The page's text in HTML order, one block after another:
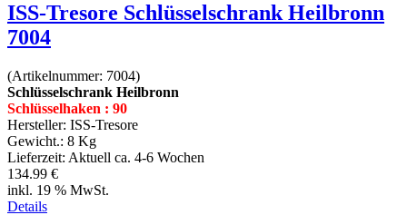
ISS-Tresore Schlüsselschrank Heilbronn
7004
(Artikelnummer: 7004)
Schlüsselschrank Heilbronn
Schlüsselhaken : 90
Hersteller: ISS-Tresore
Gewicht.: 8 Kg
Lieferzeit: Aktuell ca. 4-6 Wochen
134.99 €
inkl. 19 % MwSt.
Details